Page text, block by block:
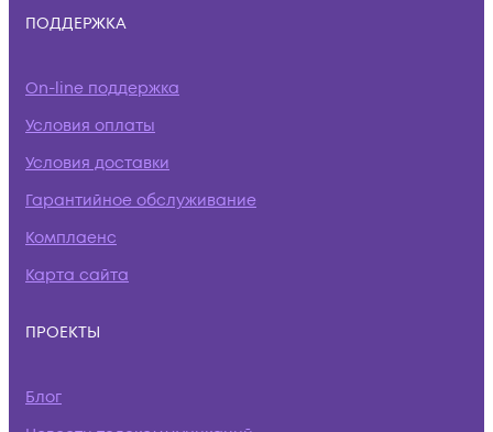
ПОДДЕРЖКА
On-line поддержка
Условия оплаты
Условия доставки
Гарантийное обслуживание
Комплаенс
Карта сайта
ПРОЕКТЫ
Блог